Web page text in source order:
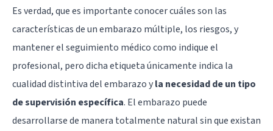
Es verdad, que es importante conocer cuáles son las
características de un embarazo múltiple, los riesgos, y
mantener el seguimiento médico como indique el
profesional, pero dicha etiqueta únicamente indica la
cualidad distintiva del embarazo yla necesidad de un tipo
de supervisión específica. El embarazo puede
desarrollarse de manera totalmente natural sin que existan